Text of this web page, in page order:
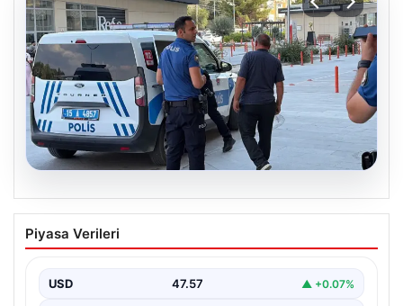
05.08.2026
Burdur’da Park Yeri Kavgası Kanlı Çıktı:
Baba ve Oğlu Bıçakla Yaralandı
anlaşmazlık, komşular arasında kısa sürede büyüyerek
kanlı…
Piyasa Verileri
USD 47.57 ▲ +0.07%